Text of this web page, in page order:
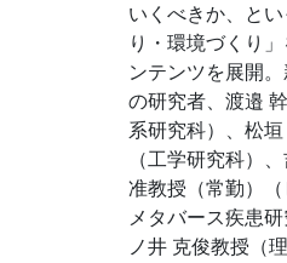
いくべきか、とい
り・環境づくり
ンテンツを展開
の研究者、渡邉
系研究科）、松
（工学研究科）
准教授（常勤）（
メタバース疾患
ノ井 克俊教授（